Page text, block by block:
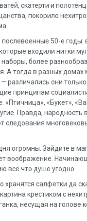
скатерти и
покорило
50-е годы:
входили нитки
более
А тогда в разных
различались они
принципам
«Букет»,
Правда, народность
следования
огромны. Зайдите в
воображение.
всё что душе угодно.
салфетки да
крестиком с
несущая на голове